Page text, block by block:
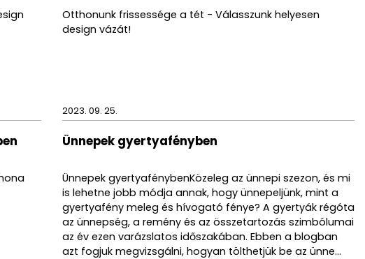
Otthonunk frissessége a tét - Válasszunk helyesen
design vázát!
2023. 09. 25.
Ünnepek gyertyafényben
Ünnepek gyertyafénybenKözeleg az ünnepi szezon, és mi
is lehetne jobb módja annak, hogy ünnepeljünk, mint a
gyertyafény meleg és hívogató fénye? A gyertyák régóta
az ünnepség, a remény és az összetartozás szimbólumai
az év ezen varázslatos időszakában. Ebben a blogban
azt fogjuk megvizsgálni, hogyan tölthetjük be az ünne...